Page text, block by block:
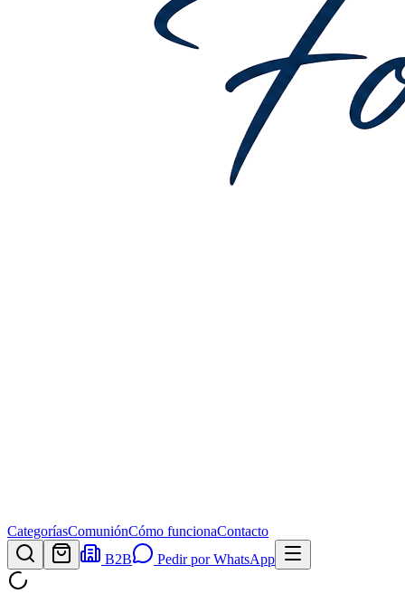
CategoríasComuniónCómo funcionaContacto
B2B
Pedir por WhatsApp